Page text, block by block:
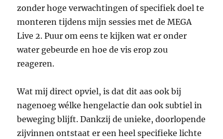
zonder hoge verwachtingen of specifiek doel te
monteren tijdens mijn sessies met de MEGA
Live 2. Puur om eens te kijken wat er onder
water gebeurde en hoe de vis erop zou
reageren.
Wat mij direct opviel, is dat dit aas ook bij
nagenoeg wélke hengelactie dan ook subtiel in
beweging blijft. Dankzij de unieke, doorlopende
zijvinnen ontstaat er een heel specifieke lichte